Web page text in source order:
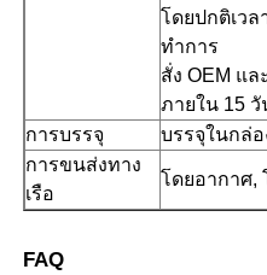
โดยปกติเว
ทําการ
สั่ง OEM แล
ภายใน 15
การบรรจุ
บรรจุในกล่อ
การขนส่งทาง
เรือ
โดยอากาศ,
FAQ